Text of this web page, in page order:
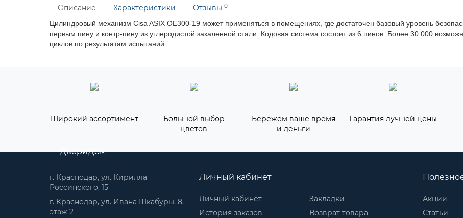
Описание Характеристики Отзывы 0
Цилиндровый механизм Cisa ASIX OE300-19 может применяться в помещениях, где достаточен базовый уровень
первым пину и контр-пину из углеродистой закаленной стали. Кодовая система состоит из 6 пинов. Более 30 000
циклов по результатам испытаний.
Широкий ассортимент
Большой выбор
цветов
Бережем ваше время
и деньги
Гарантия лучшей цены
ДвериДом
г. Краснодар, ул. Кирилла
Россинского, 15
г. Краснодар, ул. Ивана Шкабуры, 8,
этаж 2
Личный кабинет
Личный кабинет
История заказов
Закладки
Возврат товара
Акции
Статьи